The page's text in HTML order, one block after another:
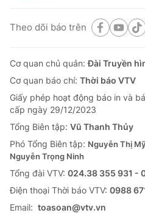
Theo dõi báo trên
Cơ quan chủ quản:Đài Truyền
Cơ quan báo chí: Thời báo VTV
Giấy phép hoạt động báo in và
cấp ngày 29/12/2023
Tổng Biên tập: Vũ Thanh Thủy
Phó Tổng Biên tập: Nguyễn Thị
Nguyễn Trọng Ninh
Tổng đài VTV: 024.38 355 931 -
Ðiện thoại Thời báo VTV: 0988
Email: toasoan@vtv.vn